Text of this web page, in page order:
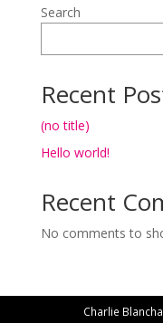
Search
Recent
(no title)
Hello world!
Recent
No comments to
Charlie